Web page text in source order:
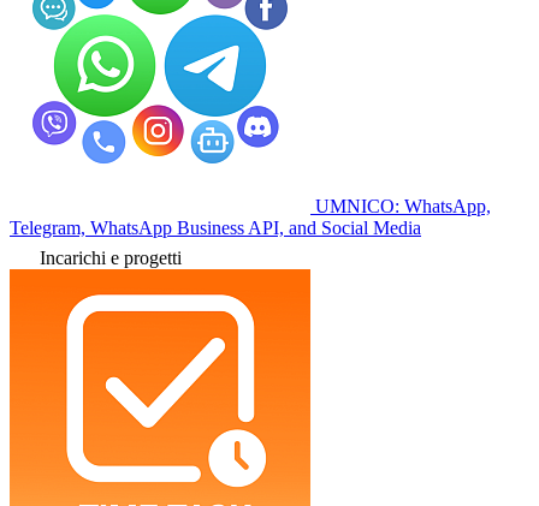
UMNICO: WhatsApp,
Telegram, WhatsApp Business API, and Social Media
Incarichi e progetti